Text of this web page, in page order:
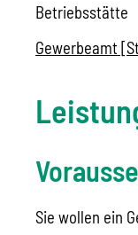
Betriebsstätte
Gewerbeamt
Sie wollen ein